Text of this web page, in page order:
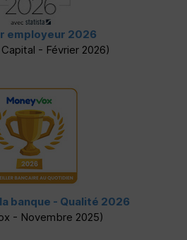
employeur 2026
- Février 2026)
banque - Qualité 2026
- Novembre 2025)